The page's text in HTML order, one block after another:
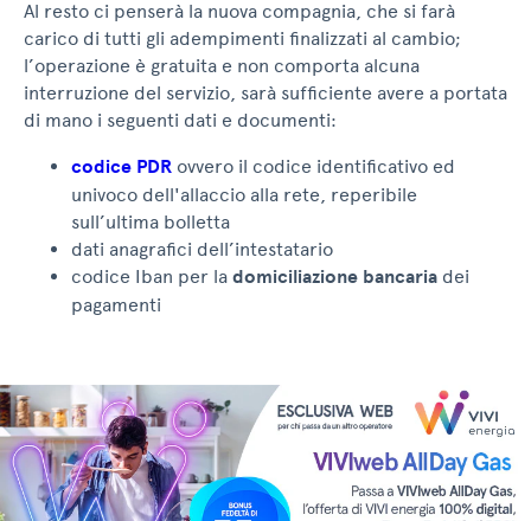
Al resto ci penserà la nuova compagnia, che si farà
carico di tutti gli adempimenti finalizzati al cambio;
l’operazione è gratuita e non comporta alcuna
interruzione del servizio, sarà sufficiente avere a portata
di mano i seguenti dati e documenti:
codice PDR ovvero il codice identificativo ed
univoco dell'allaccio alla rete, reperibile
sull’ultima bolletta
dati anagrafici dell’intestatario
codice Iban per la domiciliazione bancaria dei
pagamenti